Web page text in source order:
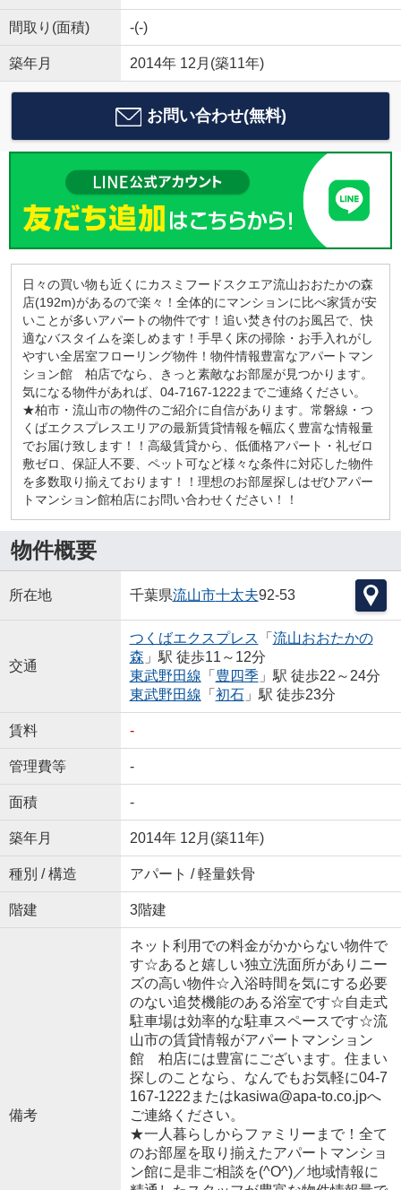
間取り(面積) -(-)
築年月 2014年 12月(築11年)
お問い合わせ(無料)
日々の買い物も近くにカスミフードスクエア流山おおたかの森
店(192m)があるので楽々！全体的にマンションに比べ家賃が安
いことが多いアパートの物件です！追い焚き付のお風呂で、快
適なバスタイムを楽しめます！手早く床の掃除・お手入れがし
やすい全居室フローリング物件！物件情報豊富なアパートマン
ション館 柏店でなら、きっと素敵なお部屋が見つかります。
気になる物件があれば、04-7167-1222までご連絡ください。
★柏市・流山市の物件のご紹介に自信があります。常磐線・つ
くばエクスプレスエリアの最新賃貸情報を幅広く豊富な情報量
でお届け致します！！高級賃貸から、低価格アパート・礼ゼロ
敷ゼロ、保証人不要、ペット可など様々な条件に対応した物件
を多数取り揃えております！！理想のお部屋探しはぜひアパー
トマンション館柏店にお問い合わせください！！
物件概要
所在地 千葉県流山市十太夫92-53
交通
つくばエクスプレス 「 流山おおたかの
森 」駅 徒歩11～12分
東武野田線 「 豊四季」駅 徒歩22～24分
東武野田線 「 初石」駅 徒歩23分
賃料 -
管理費等 -
面積 -
築年月 2014年 12月(築11年)
種別 / 構造 アパート / 軽量鉄骨
階建 3階建
備考
ネット利用での料金がかからない物件で
す☆あると嬉しい独立洗面所がありニー
ズの高い物件☆入浴時間を気にする必要
のない追焚機能のある浴室です☆自走式
駐車場は効率的な駐車スペースです☆流
山市の賃貸情報がアパートマンション
館 柏店には豊富にございます。住まい
探しのことなら、なんでもお気軽に04-7
167-1222またはkasiwa@apa-to.co.jpへ
ご連絡ください。
★一人暮らしからファミリーまで！全て
のお部屋を取り揃えたアパートマンショ
ン館に是非ご相談を(^O^)／地域情報に